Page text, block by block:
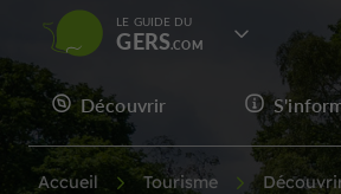
LE GUIDE DU
GERS
Découvrir
Accueil Tourisme